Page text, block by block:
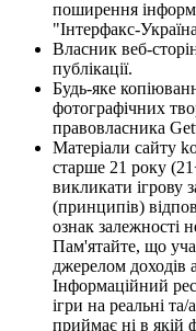
поширення
"Інтерфакс-
Власник веб-
публікації.
Будь-яке
фотографічних
правовласника
Матеріали сайту
старше 21 року
викликати ігрову
(принципів)
ознак залежності
Пам'ятайте, що
джерелом доходів
Інформаційний
ігри на реальні
приймає ні в якій